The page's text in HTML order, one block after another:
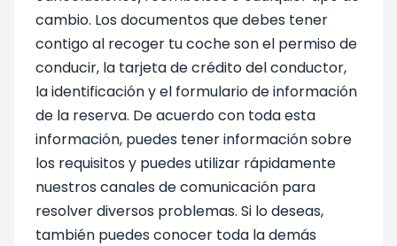
cambio. Los documentos que debes tener
contigo al recoger tu coche son el permiso de
conducir, la tarjeta de crédito del conductor,
la identificación y el formulario de información
de la reserva. De acuerdo con toda esta
información, puedes tener información sobre
los requisitos y puedes utilizar rápidamente
nuestros canales de comunicación para
resolver diversos problemas. Si lo deseas,
también puedes conocer toda la demás